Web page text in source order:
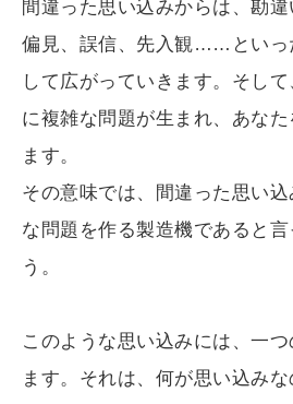
間違った思い込みからは、勘違
偏見、誤信、先入観……といっ
して広がっていきます。そし
に複雑な問題が生まれ、あな
ます。
その意味では、間違った思い
な問題を作る製造機であると
う。
このような思い込みには、一
ます。それは、何が思い込み